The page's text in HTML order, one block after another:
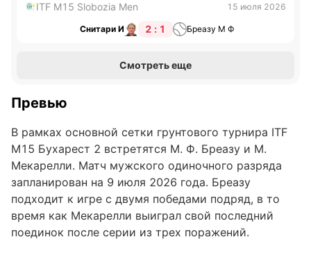
ITF M15 Slobozia Men 15 июля 2026
Снитари И 2 : 1 Бреазу М Ф
Смотреть еще
Превью
В рамках основной сетки грунтового турнира ITF
M15 Бухарест 2 встретятся М. Ф. Бреазу и М.
Мекарелли. Матч мужского одиночного разряда
запланирован на 9 июля 2026 года. Бреазу
подходит к игре с двумя победами подряд, в то
время как Мекарелли выиграл свой последний
поединок после серии из трех поражений.